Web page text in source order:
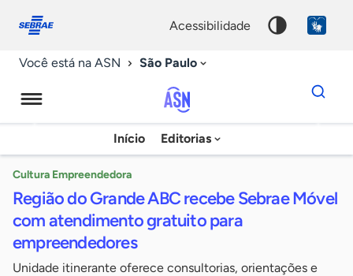
conosco
acessibilidade
Você está na ASN São Paulo
Agência
Sebrae
Notícias
Início Editorias
Dados
para
chave
Cultura Empreendedora
Região do Grande ABC recebe Sebrae Móvel
com atendimento gratuito para
empreendedores
Unidade itinerante oferece consultorias, orientações e